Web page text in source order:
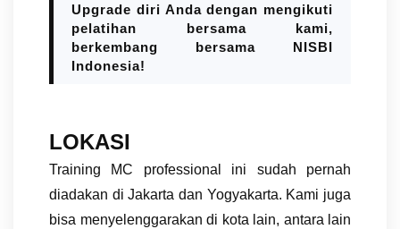
Upgrade diri Anda dengan mengikuti
pelatihan bersama kami,
berkembang bersama NISBI
Indonesia!
LOKASI
Training MC professional ini sudah pernah
diadakan di Jakarta dan Yogyakarta. Kami juga
bisa menyelenggarakan di kota lain, antara lain